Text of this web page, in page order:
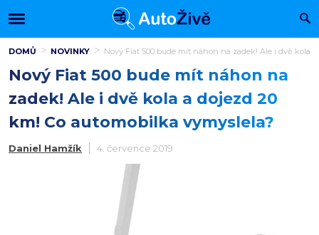
DOMŮ NOVINKY Nový Fiat 500 bude mít náhon na zadek! Ale i dvě kola
Nový Fiat 500 bude mít náhon na
zadek! Ale i dvě kola a dojezd 20
km! Co automobilka vymyslela?
Daniel Hamžík 4. července 2019